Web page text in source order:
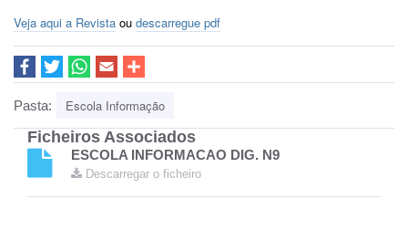
Veja aqui a Revista ou descarregue pdf
Pasta: Escola Informação
Ficheiros Associados
ESCOLA INFORMACAO DIG. N9
Descarregar o ficheiro